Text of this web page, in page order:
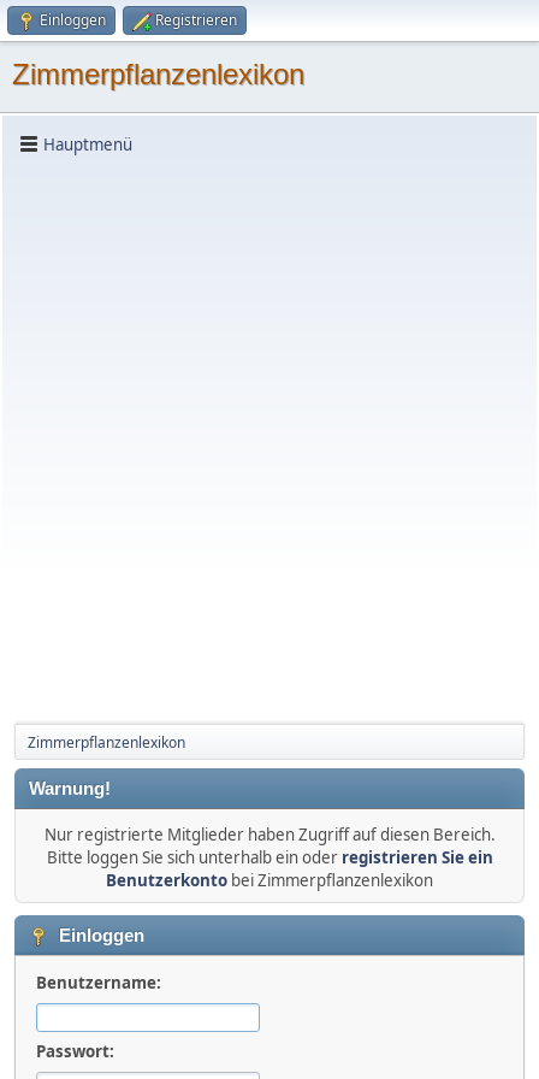
Einloggen Registrieren
Zimmerpflanzenlexikon
Hauptmenü
Zimmerpflanzenlexikon
Warnung!
Nur registrierte Mitglieder haben Zugriff auf diesen Bereich.
Bitte loggen Sie sich unterhalb ein oder registrieren Sie ein
Benutzerkonto bei Zimmerpflanzenlexikon
Einloggen
Benutzername:
Passwort: